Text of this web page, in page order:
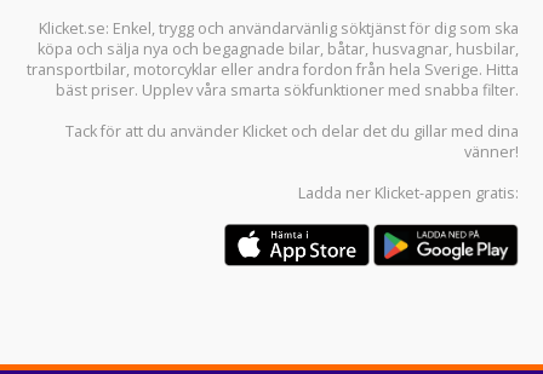
Klicket.se: Enkel, trygg och användarvänlig söktjänst för dig som ska
köpa och sälja nya och begagnade bilar, båtar, husvagnar, husbilar,
transportbilar, motorcyklar eller andra fordon från hela Sverige. Hitta
bäst priser. Upplev våra smarta sökfunktioner med snabba filter.
Tack för att du använder Klicket och delar det du gillar med dina
vänner!
Ladda ner Klicket-appen gratis: